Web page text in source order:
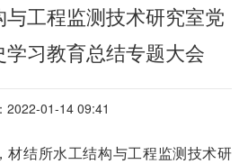
工程监测技术研究室党
习教育总结专题大会
2022-01-14 09:41
材结所水工结构与工程监测技术研